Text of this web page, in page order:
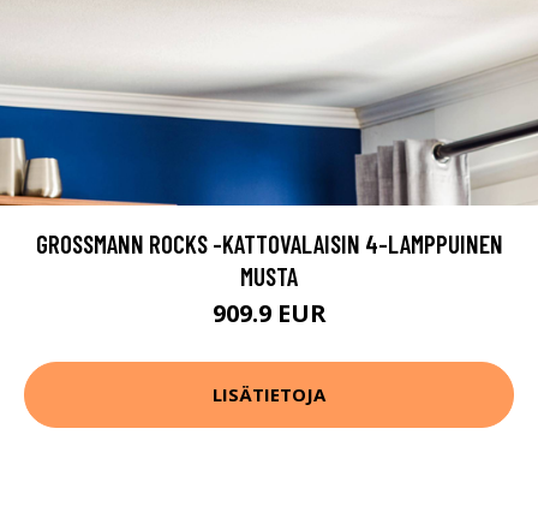
GROSSMANN ROCKS -KATTOVALAISIN 4-LAMPPUINEN
MUSTA
909.9 EUR
LISÄTIETOJA